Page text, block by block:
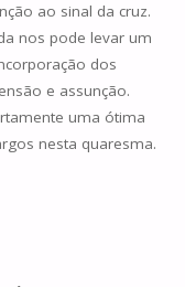
ao sinal da cruz.
nos pode levar um
dos
e assunção.
uma ótima
nesta quaresma.